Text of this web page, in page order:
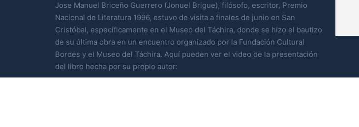
Jose Manuel Briceño Guerrero (Jonuel Brigue), filósofo, escritor, Premio
Nacional de Literatura 1996, estuvo de visita a finales de junio en San
Cristóbal, específicamente en el Museo del Táchira, donde se hizo el bautizo
de su última obra en un encuentro organizado por la Fundación Cultural
Bordes y el Museo del Táchira. Aquí pueden ver el video de la presentación
del libro hecha por su propio autor: